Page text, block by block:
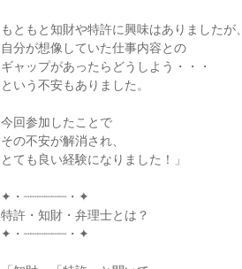
もともと知財や特許に興味はありましたが、
自分が想像していた仕事内容との
ギャップがあったらどうしよう・・・
という不安もありました。
今回参加したことで
その不安が解消され、
とても良い経験になりました！」
✦・┈┈┈┈┈┈・✦
特許・知財・弁理士とは？
✦・┈┈┈┈┈┈・✦